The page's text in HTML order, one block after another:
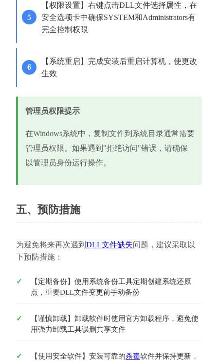
【权限设置】右键点击DLL文件选择属性，在
安全选项卡中确保SYSTEM和Administrators有
完全控制权限
【系统重启】完成安装后重启计算机，使更改
生效
管理员权限提示
在Windows系统中，复制文件到系统目录通常需要
管理员权限。如果遇到"拒绝访问"错误，请确保
以管理员身份运行操作。
五、预防措施
为避免将来再次遇到 DLL文件缺失问题，建议采取以
下预防措施：
【定期备份】使用系统备份工具定期创建系统还原
点，重要DLL文件变更前手动备份
【谨慎卸载】卸载软件时使用官方卸载程序，避免使
用强力卸载工具误删共享文件
【使用安全软件】安装可靠的杀毒软件并保持更新，